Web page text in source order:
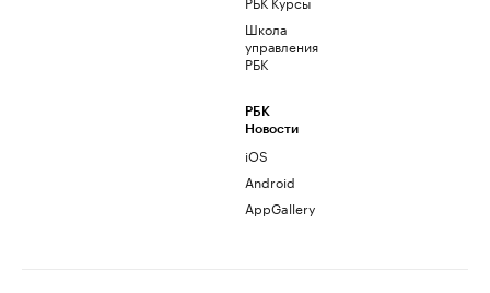
Школа
управления
РБК
РБК
Новости
iOS
Android
AppGallery